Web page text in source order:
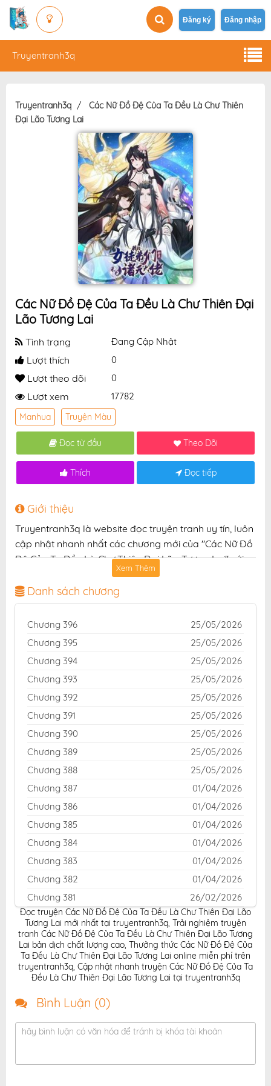
Đăng ký Đăng nhập
Truyentranh3q
Truyentranh3q
Các Nữ Đồ Đệ Của Ta Đều Là Chư Thiên
Đại Lão Tương Lai
Các Nữ Đồ Đệ Của Ta Đều Là Chư Thiên Đại
Lão Tương Lai
Tình trạng Đang Cập Nhật
Lượt thích 0
Lượt theo dõi 0
Lượt xem 17782
Manhua Truyện Màu
Đọc từ đầu Theo Dõi
Thích Đọc tiếp
Giới thiệu
Truyentranh3q là website đọc truyện tranh uy tín, luôn
cập nhật nhanh nhất các chương mới của "Các Nữ Đồ
Đệ Của Ta Đều Là Chư Thiên Đại Lão Tương Lai" với
chất lượng hình ảnh sắc nét, bản dịch chuẩn và giao
diện thân thiện, mang đến trải nghiệm đọc truyện hấp
dẫn, tiện lợi, hoàn toàn miễn phí cho độc giả yêu thích
truyện tranh online.
Xem Thêm
Danh sách chương
Chương 396
25/05/2026
Chương 395
25/05/2026
Chương 394
25/05/2026
Chương 393
25/05/2026
Chương 392
25/05/2026
Chương 391
25/05/2026
Chương 390
25/05/2026
Chương 389
25/05/2026
Chương 388
25/05/2026
Chương 387
01/04/2026
Chương 386
01/04/2026
Chương 385
01/04/2026
Chương 384
01/04/2026
Chương 383
01/04/2026
Chương 382
01/04/2026
Chương 381
26/02/2026
Chương 380
26/02/2026
Chương 379
26/02/2026
Chương 378
26/02/2026
Chương 377
26/02/2026
Chương 375
Chương 374
26/02/2026
Đọc truyện Các Nữ Đồ Đệ Của Ta Đều Là Chư Thiên Đại Lão
Tương Lai mới nhất tại truyentranh3q, Trải nghiệm truyện
tranh Các Nữ Đồ Đệ Của Ta Đều Là Chư Thiên Đại Lão Tương
Lai bản dịch chất lượng cao, Thưởng thức Các Nữ Đồ Đệ Của
Ta Đều Là Chư Thiên Đại Lão Tương Lai online miễn phí trên
truyentranh3q, Cập nhật nhanh truyện Các Nữ Đồ Đệ Của Ta
Đều Là Chư Thiên Đại Lão Tương Lai tại truyentranh3q
Bình Luận (0)
hãy bình luận có văn hóa để tránh bị khóa tài khoản